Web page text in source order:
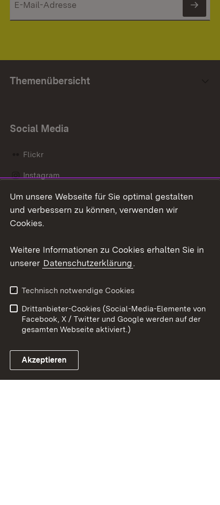
Themenübersicht
Social Media
Flickr
Instagram
Social Wall
Link zum Landesportal
Barrierefreiheit
Benutzungshinweise
Impressum
Cookies
Um unsere Webseite für Sie optimal gestalten
und verbessern zu können, verwenden wir
Cookies.
Weitere Informationen zu Cookies erhalten Sie in
unserer Datenschutzerklärung.
Technisch notwendige Cookies
Drittanbieter-Cookies (Social-Media-Elemente von
Facebook, X / Twitter und Google werden auf der
gesamten Webseite aktiviert.)
Akzeptieren